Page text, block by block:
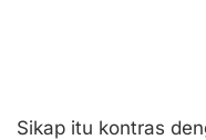
Sikap itu kontras